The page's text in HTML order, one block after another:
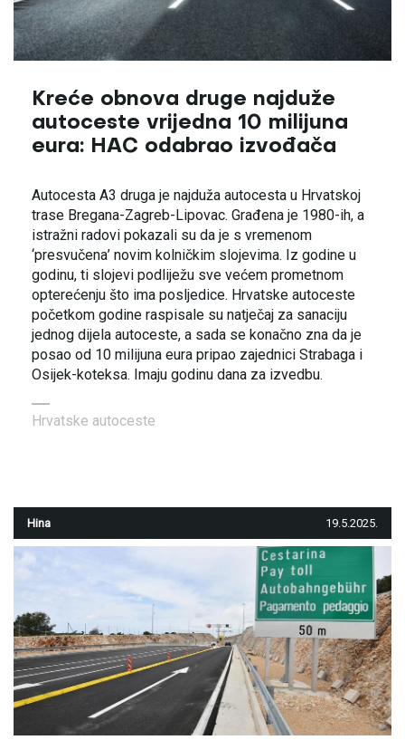
Kreće obnova druge najduže
autoceste vrijedna 10 milijuna
eura: HAC odabrao izvođača
Autocesta A3 druga je najduža autocesta u Hrvatskoj
trase Bregana-Zagreb-Lipovac. Građena je 1980-ih, a
istražni radovi pokazali su da je s vremenom
‘presvučena’ novim kolničkim slojevima. Iz godine u
godinu, ti slojevi podliježu sve većem prometnom
opterećenju što ima posljedice. Hrvatske autoceste
početkom godine raspisale su natječaj za sanaciju
jednog dijela autoceste, a sada se konačno zna da je
posao od 10 milijuna eura pripao zajednici Strabaga i
Osijek-koteksa. Imaju godinu dana za izvedbu.
Hrvatske autoceste
Hina 19.5.2025.